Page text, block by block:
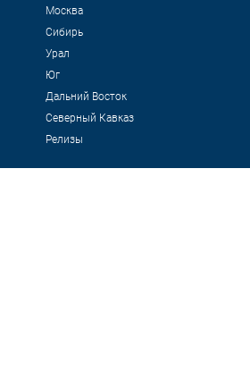
Москва
Сибирь
Урал
Юг
Дальний Восток
Северный Кавказ
Релизы